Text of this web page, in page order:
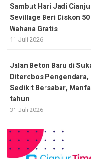
Sambut Hari Jadi
Sevillage Beri Diskon
Wahana Gratis
11 Juli 2026
Jalan Beton Baru di
Diterobos Pengendara,
Sedikit Bersabar,
tahun
31 Juli 2026